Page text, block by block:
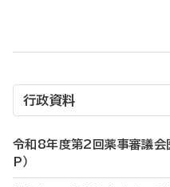
行政資料
令和8年度第2回薬事審議会
P）